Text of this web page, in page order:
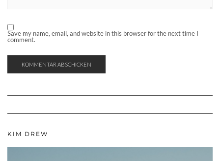
Save my name, email, and website in this browser for the next time I
comment.
KIM DREW